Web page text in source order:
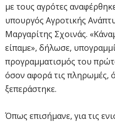
με τους αγρότες
υπουργός Αγροτικής
Μαργαρίτης Σχοινάς.
είπαμε», δήλωσε,
προγραμματισμός του
όσον αφορά τις πληρωμές,
ξεπεράστηκε.
Όπως επισήμανε, για τις